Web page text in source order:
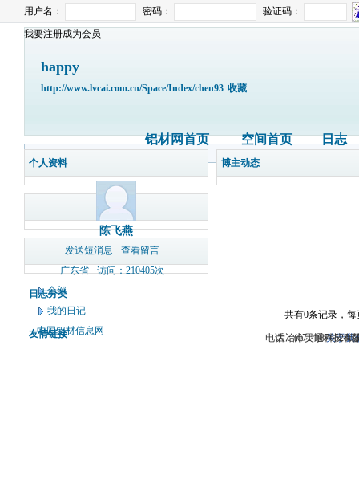
用户名： 密码：
验证码：
我要注册成为会员
happy
http://www.lvcai.com.cn/Space/Index/chen93 收藏
铝材网首页 空间首页 日志
个人资料
陈飞燕
发送短消息
查看留言
广东省
访问：210405次
日志分类
全部
我的日记
友情链接
中国铝材信息网
博主动态
共有0条记录，
关于我
电话：(0714)8765286
大冶市灵通科技有